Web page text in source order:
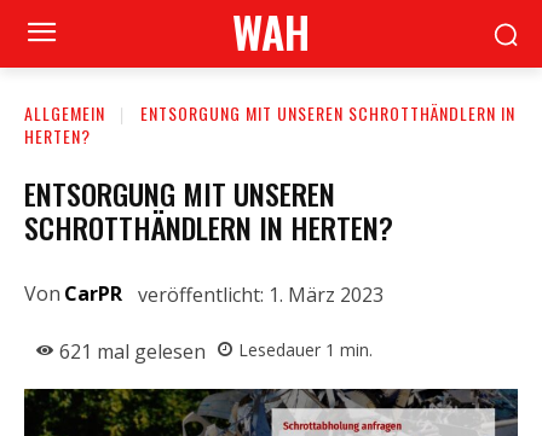
WAH
ALLGEMEIN
ENTSORGUNG MIT UNSEREN SCHROTTHÄNDLERN IN
HERTEN?
ENTSORGUNG MIT UNSEREN
SCHROTTHÄNDLERN IN HERTEN?
Von CarPR veröffentlicht: 1. März 2023
621 mal gelesen Lesedauer 1 min.